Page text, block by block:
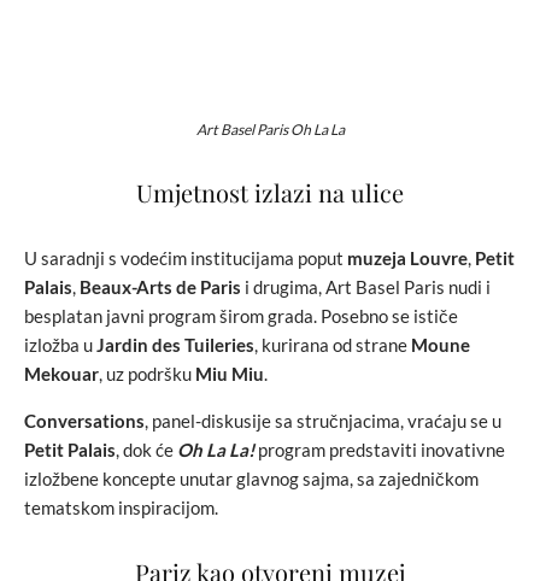
Art Basel Paris Oh La La
Umjetnost izlazi na ulice
U saradnji s vodećim institucijama poput muzeja Louvre, Petit
Palais, Beaux-Arts de Paris i drugima, Art Basel Paris nudi i
besplatan javni program širom grada. Posebno se ističe
izložba uJardin des Tuileries, kurirana od strane Moune
Mekouar, uz podršku Miu Miu.
Conversations, panel-diskusije sa stručnjacima, vraćaju se u
Petit Palais, dok će Oh La La! program predstaviti inovativne
izložbene koncepte unutar glavnog sajma, sa zajedničkom
tematskom inspiracijom.
Pariz kao otvoreni muzej